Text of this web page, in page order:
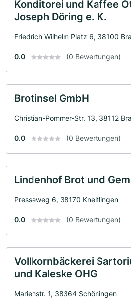
Konditorei und Kaffee
Joseph Döring e. K.
Friedrich Wilhelm Platz 6, 38100
0.0 (0 Bewertungen)
Brotinsel GmbH
Christian-Pommer-Str. 13, 38112
0.0 (0 Bewertungen)
Lindenhof Brot und
Presseweg 6, 38170 Kneitlingen
0.0 (0 Bewertungen)
Vollkornbäckerei
und Kaleske OHG
Marienstr. 1, 38364 Schöningen